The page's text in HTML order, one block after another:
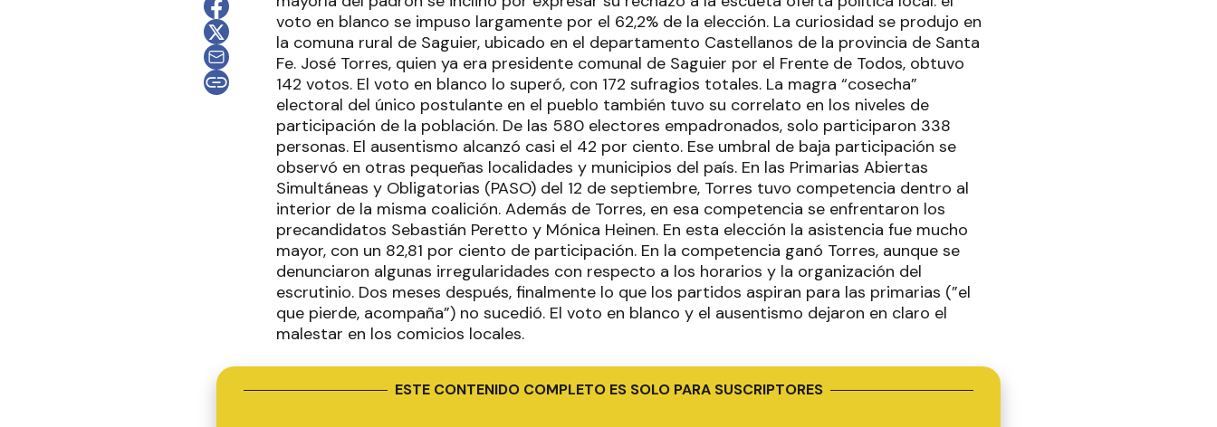
voto en blanco se impuso largamente por el 62,2% de la elección. La curiosidad se produjo en
la comuna rural de Saguier, ubicado en el departamento Castellanos de la provincia de Santa
Fe. José Torres, quien ya era presidente comunal de Saguier por el Frente de Todos, obtuvo
142 votos. El voto en blanco lo superó, con 172 sufragios totales. La magra “cosecha”
electoral del único postulante en el pueblo también tuvo su correlato en los niveles de
participación de la población. De las 580 electores empadronados, solo participaron 338
personas. El ausentismo alcanzó casi el 42 por ciento. Ese umbral de baja participación se
observó en otras pequeñas localidades y municipios del país. En las Primarias Abiertas
Simultáneas y Obligatorias (PASO) del 12 de septiembre, Torres tuvo competencia dentro al
interior de la misma coalición. Además de Torres, en esa competencia se enfrentaron los
precandidatos Sebastián Peretto y Mónica Heinen. En esta elección la asistencia fue mucho
mayor, con un 82,81 por ciento de participación. En la competencia ganó Torres, aunque se
denunciaron algunas irregularidades con respecto a los horarios y la organización del
escrutinio. Dos meses después, finalmente lo que los partidos aspiran para las primarias (”el
que pierde, acompaña”) no sucedió. El voto en blanco y el ausentismo dejaron en claro el
malestar en los comicios locales.
ESTE CONTENIDO COMPLETO ES SOLO PARA SUSCRIPTORES